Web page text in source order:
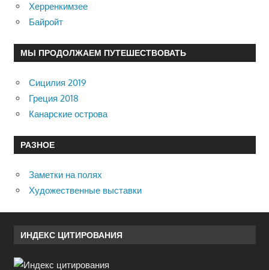
Херренкимзее
Байройт
МЫ ПРОДОЛЖАЕМ ПУТЕШЕСТВОВАТЬ
Сицилия 2019
Греция 2018
Канарские острова
РАЗНОЕ
Заметки на полях
Художественные выставки
ИНДЕКС ЦИТИРОВАНИЯ